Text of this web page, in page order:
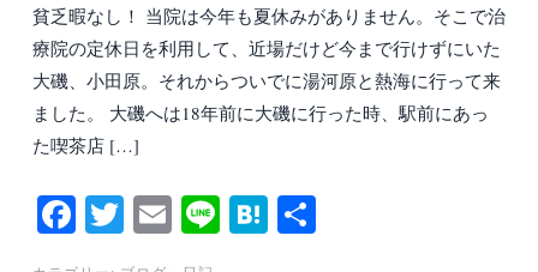
貧乏暇なし！ 当院は今年も夏休みがありません。そこで治
療院の定休日を利用して、近場だけど今まで行けずにいた
大磯、小田原。それからついでに湯河原と熱海に行って来
ました。 大磯へは18年前に大磯に行った時、駅前にあっ
た喫茶店 […]
Fa
ce
T
wi
E
m
Li H